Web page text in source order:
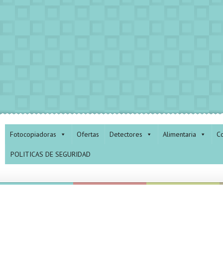
Fotocopiadoras Ofertas Detectores Alimentaria
POLITICAS DE SEGURIDAD